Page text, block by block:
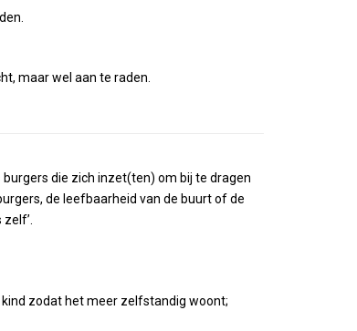
maar wel aan te raden.
die zich inzet(ten) om bij te dragen
de leefbaarheid van de buurt of de
zodat het meer zelfstandig woont;